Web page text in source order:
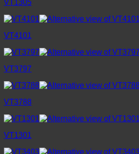
VT1305
VT4101
VT3797
VT3788
VT1301